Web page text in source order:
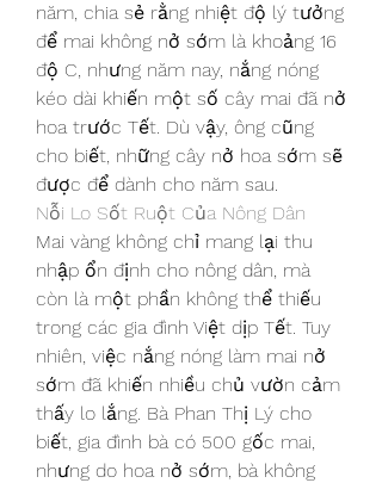
năm, chia sẻ rằng nhiệt độ lý tưởng
để mai không nở sớm là khoảng 16
độ C, nhưng năm nay, nắng nóng
kéo dài khiến một số cây mai đã nở
hoa trước Tết. Dù vậy, ông cũng
cho biết, những cây nở hoa sớm sẽ
được để dành cho năm sau.
Nỗi Lo Sốt Ruột Của Nông Dân
Mai vàng không chỉ mang lại thu
nhập ổn định cho nông dân, mà
còn là một phần không thể thiếu
trong các gia đình Việt dịp Tết. Tuy
nhiên, việc nắng nóng làm mai nở
sớm đã khiến nhiều chủ vườn cảm
thấy lo lắng. Bà Phan Thị Lý cho
biết, gia đình bà có 500 gốc mai,
nhưng do hoa nở sớm, bà không